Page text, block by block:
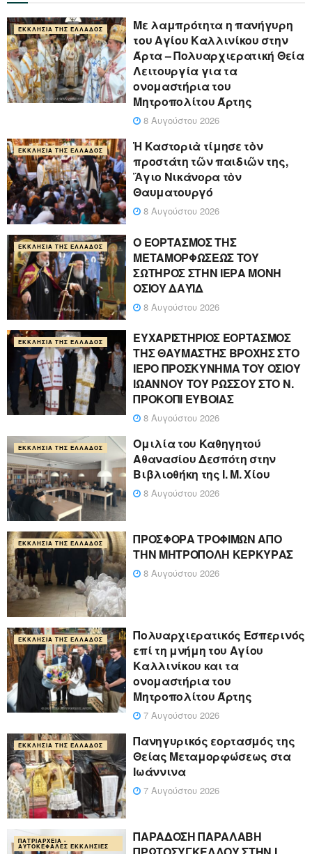
ΕΚΚΛΗΣΊΑ ΤΗΣ ΕΛΛΆΔΟΣ
Με λαμπρότητα η πανήγυρη
του Αγίου Καλλινίκου στην
Άρτα – Πολυαρχιερατική Θεία
Λειτουργία για τα
ονομαστήρια του
Μητροπολίτου Άρτης
8 Αυγούστου 2026
ΕΚΚΛΗΣΊΑ ΤΗΣ ΕΛΛΆΔΟΣ
Ἡ Καστοριὰ τίμησε τὸν
προστάτη τῶν παιδιῶν της,
Ἅγιο Νικάνορα τὸν
Θαυματουργό
8 Αυγούστου 2026
ΕΚΚΛΗΣΊΑ ΤΗΣ ΕΛΛΆΔΟΣ
Ο ΕΟΡΤΑΣΜΟΣ ΤΗΣ
ΜΕΤΑΜΟΡΦΩΣΕΩΣ ΤΟΥ
ΣΩΤΗΡΟΣ ΣΤΗΝ ΙΕΡΑ ΜΟΝΗ
ΟΣΙΟΥ ΔΑΥΪΔ
8 Αυγούστου 2026
ΕΚΚΛΗΣΊΑ ΤΗΣ ΕΛΛΆΔΟΣ
ΕΥΧΑΡΙΣΤΗΡΙΟΣ ΕΟΡΤΑΣΜΟΣ
ΤΗΣ ΘΑΥΜΑΣΤΗΣ ΒΡΟΧΗΣ ΣΤΟ
ΙΕΡΟ ΠΡΟΣΚΥΝΗΜΑ ΤΟΥ ΟΣΙΟΥ
ΙΩΑΝΝΟΥ ΤΟΥ ΡΩΣΣΟΥ ΣΤΟ Ν.
ΠΡΟΚΟΠΙ ΕΥΒΟΙΑΣ
8 Αυγούστου 2026
ΕΚΚΛΗΣΊΑ ΤΗΣ ΕΛΛΆΔΟΣ
Ομιλία του Καθηγητού
Αθανασίου Δεσπότη στην
Βιβλιοθήκη της Ι. Μ. Χίου
8 Αυγούστου 2026
ΕΚΚΛΗΣΊΑ ΤΗΣ ΕΛΛΆΔΟΣ
ΠΡΟΣΦΟΡΑ ΤΡΟΦΙΜΩΝ ΑΠΟ
ΤΗΝ ΜΗΤΡΟΠΟΛΗ ΚΕΡΚΥΡΑΣ
8 Αυγούστου 2026
ΕΚΚΛΗΣΊΑ ΤΗΣ ΕΛΛΆΔΟΣ
Πολυαρχιερατικός Εσπερινός
επί τη μνήμη του Αγίου
Καλλινίκου και τα
ονομαστήρια του
Μητροπολίτου Άρτης
7 Αυγούστου 2026
ΕΚΚΛΗΣΊΑ ΤΗΣ ΕΛΛΆΔΟΣ
Πανηγυρικός εορτασμός της
Θείας Μεταμορφώσεως στα
Ιωάννινα
7 Αυγούστου 2026
ΠΑΤΡΙΑΡΧΕΊΑ -
ΑΥΤΟΚΈΦΑΛΕΣ ΕΚΚΛΗΣΊΕΣ
ΠΑΡΑΔΟΣΗ ΠΑΡΑΛΑΒΗ